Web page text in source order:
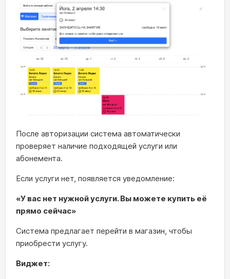
После авторизации система автоматически
проверяет наличие подходящей услуги или
абонемента.
Если услуги нет, появляется уведомление:
«У вас нет нужной услуги. Вы можете купить её
прямо сейчас»
Система предлагает перейти в магазин, чтобы
приобрести услугу.
Виджет: